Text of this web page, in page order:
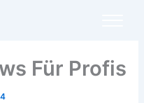
Für Profis